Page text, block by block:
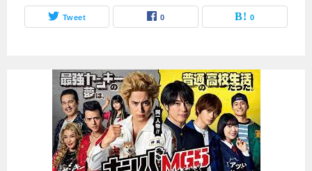
Tweet 0 0